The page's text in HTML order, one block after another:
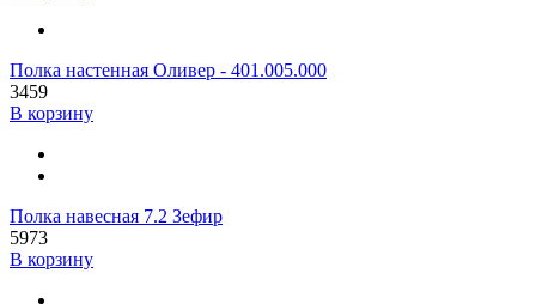
Полка настенная Оливер - 401.005.000
3459
В корзину
Полка навесная 7.2 Зефир
5973
В корзину